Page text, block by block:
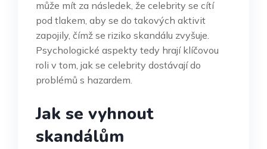
může mít za následek, že celebrity se cítí
pod tlakem, aby se do takových aktivit
zapojily, čímž se riziko skandálu zvyšuje.
Psychologické aspekty tedy hrají klíčovou
roli v tom, jak se celebrity dostávají do
problémů s hazardem.
Jak se vyhnout
skandálům